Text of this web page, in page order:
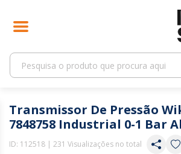
Transmissor De Pressão
7848758 Industrial 0-1 Bar
ID: 112518 | 231 Visualizações no total